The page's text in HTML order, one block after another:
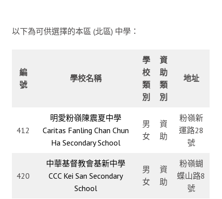
以下為可供選擇的本區 (北區) 中學：
編
號
學校名稱
學
校
類
別
資
助
類
別
地址
412
明愛粉嶺陳震夏中學
Caritas Fanling Chan Chun
Ha Secondary School
男
女
資
助
粉嶺新
運路28
號
420
中華基督教會基新中學
CCC Kei San Secondary
School
男
女
資
助
粉嶺蝴
蝶山路8
號